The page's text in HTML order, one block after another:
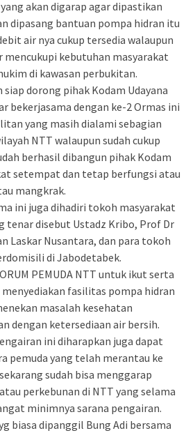
akan digarap agar dipastikan
dipasang bantuan pompa hidran itu
air nya cukup tersedia walaupun
mencukupi kebutuhan masyarakat
di kawasan perbukitan.
dorong pihak Kodam Udayana
bekerjasama dengan ke-2 Ormas ini
yang masih dialami sebagian
NTT walaupun sudah cukup
berhasil dibangun pihak Kodam
setempat dan tetap berfungsi atau
mangkrak.
ini juga dihadiri tokoh masyarakat
tenar disebut Ustadz Kribo, Prof Dr
Laskar Nusantara, dan para tokoh
di Jabodetabek.
PEMUDA NTT untuk ikut serta
menyediakan fasilitas pompa hidran
masalah kesehatan
dengan ketersediaan air bersih.
ini diharapkan juga dapat
pemuda yang telah merantau ke
sudah bisa menggarap
perkebunan di NTT yang selama
minimnya sarana pengairan.
biasa dipanggil Bung Adi bersama